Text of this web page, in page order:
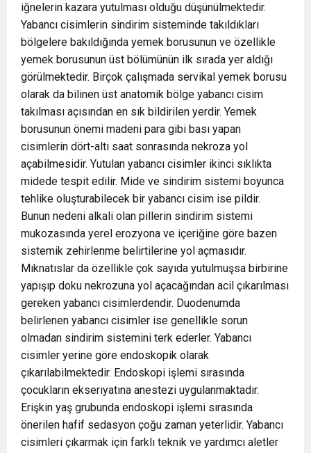
iğnelerin kazara yutulması olduğu düşünülmektedir.
Yabancı cisimlerin sindirim sisteminde takıldıkları
bölgelere bakıldığında yemek borusunun ve özellikle
yemek borusunun üst bölümünün ilk sırada yer aldığı
görülmektedir. Birçok çalışmada servikal yemek borusu
olarak da bilinen üst anatomik bölge yabancı cisim
takılması açısından en sık bildirilen yerdir. Yemek
borusunun önemi madeni para gibi bası yapan
cisimlerin dört-altı saat sonrasında nekroza yol
açabilmesidir. Yutulan yabancı cisimler ikinci sıklıkta
midede tespit edilir. Mide ve sindirim sistemi boyunca
tehlike oluşturabilecek bir yabancı cisim ise pildir.
Bunun nedeni alkali olan pillerin sindirim sistemi
mukozasında yerel erozyona ve içeriğine göre bazen
sistemik zehirlenme belirtilerine yol açmasıdır.
Mıknatıslar da özellikle çok sayıda yutulmuşsa birbirine
yapışıp doku nekrozuna yol açacağından acil çıkarılması
gereken yabancı cisimlerdendir. Duodenumda
belirlenen yabancı cisimler ise genellikle sorun
olmadan sindirim sistemini terk ederler. Yabancı
cisimler yerine göre endoskopik olarak
çıkarılabilmektedir. Endoskopi işlemi sırasında
çocukların ekserıyatına anestezi uygulanmaktadır.
Erişkin yaş grubunda endoskopi işlemi sırasında
önerilen hafif sedasyon çoğu zaman yeterlidir. Yabancı
cisimleri çıkarmak için farklı teknik ve yardımcı aletler